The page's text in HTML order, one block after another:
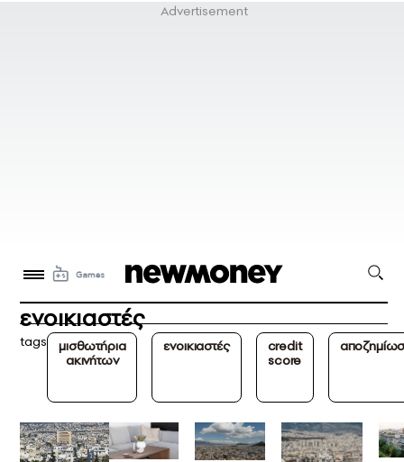
ενοικιαστές
tags
μισθωτήρια
ακινήτων
ενοικιαστές
credit
score